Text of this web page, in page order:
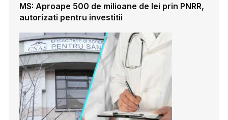
MS: Aproape 500 de milioane de lei prin PNRR,
autorizati pentru investitii